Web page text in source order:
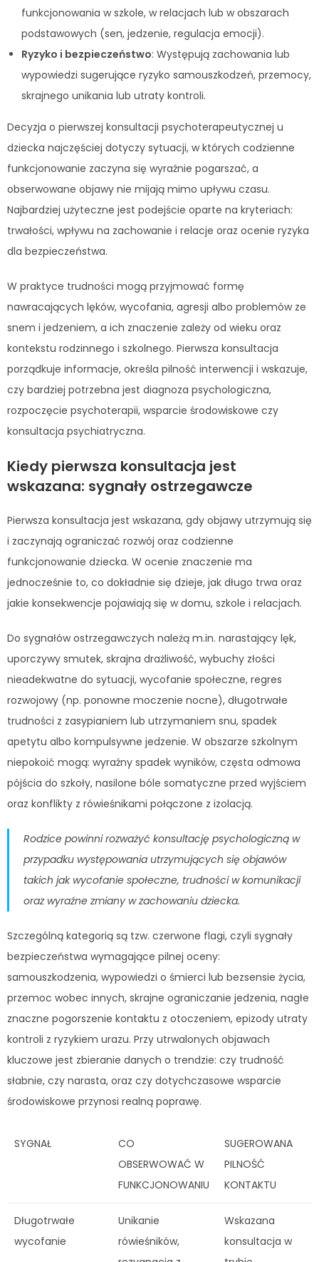
funkcjonowania w szkole, w relacjach lub w obszarach
podstawowych (sen, jedzenie, regulacja emocji).
Ryzyko i bezpieczeństwo: Występują zachowania lub
wypowiedzi sugerujące ryzyko samouszkodzeń, przemocy,
skrajnego unikania lub utraty kontroli.
Decyzja o pierwszej konsultacji psychoterapeutycznej u
dziecka najczęściej dotyczy sytuacji, w których codzienne
funkcjonowanie zaczyna się wyraźnie pogarszać, a
obserwowane objawy nie mijają mimo upływu czasu.
Najbardziej użyteczne jest podejście oparte na kryteriach:
trwałości, wpływu na zachowanie i relacje oraz ocenie ryzyka
dla bezpieczeństwa.
W praktyce trudności mogą przyjmować formę
nawracających lęków, wycofania, agresji albo problemów ze
snem i jedzeniem, a ich znaczenie zależy od wieku oraz
kontekstu rodzinnego i szkolnego. Pierwsza konsultacja
porządkuje informacje, określa pilność interwencji i wskazuje,
czy bardziej potrzebna jest diagnoza psychologiczna,
rozpoczęcie psychoterapii, wsparcie środowiskowe czy
konsultacja psychiatryczna.
Kiedy pierwsza konsultacja jest
wskazana: sygnały ostrzegawcze
Pierwsza konsultacja jest wskazana, gdy objawy utrzymują się
i zaczynają ograniczać rozwój oraz codzienne
funkcjonowanie dziecka. W ocenie znaczenie ma
jednocześnie to, co dokładnie się dzieje, jak długo trwa oraz
jakie konsekwencje pojawiają się w domu, szkole i relacjach.
Do sygnałów ostrzegawczych należą m.in. narastający lęk,
uporczywy smutek, skrajna drażliwość, wybuchy złości
nieadekwatne do sytuacji, wycofanie społeczne, regres
rozwojowy (np. ponowne moczenie nocne), długotrwałe
trudności z zasypianiem lub utrzymaniem snu, spadek
apetytu albo kompulsywne jedzenie. W obszarze szkolnym
niepokoić mogą: wyraźny spadek wyników, częsta odmowa
pójścia do szkoły, nasilone bóle somatyczne przed wyjściem
oraz konflikty z rówieśnikami połączone z izolacją.
Rodzice powinni rozważyć konsultację psychologiczną w
przypadku występowania utrzymujących się objawów
takich jak wycofanie społeczne, trudności w komunikacji
oraz wyraźne zmiany w zachowaniu dziecka.
Szczególną kategorią są tzw. czerwone flagi, czyli sygnały
bezpieczeństwa wymagające pilnej oceny:
samouszkodzenia, wypowiedzi o śmierci lub bezsensie życia,
przemoc wobec innych, skrajne ograniczanie jedzenia, nagłe
znaczne pogorszenie kontaktu z otoczeniem, epizody utraty
kontroli z ryzykiem urazu. Przy utrwalonych objawach
kluczowe jest zbieranie danych o trendzie: czy trudność
słabnie, czy narasta, oraz czy dotychczasowe wsparcie
środowiskowe przynosi realną poprawę.
SYGNAŁ
CO
OBSERWOWAĆ W
FUNKCJONOWANIU
SUGEROWANA
PILNOŚĆ
KONTAKTU
Długotrwałe
wycofanie
Unikanie
rówieśników,
Wskazana
konsultacja w